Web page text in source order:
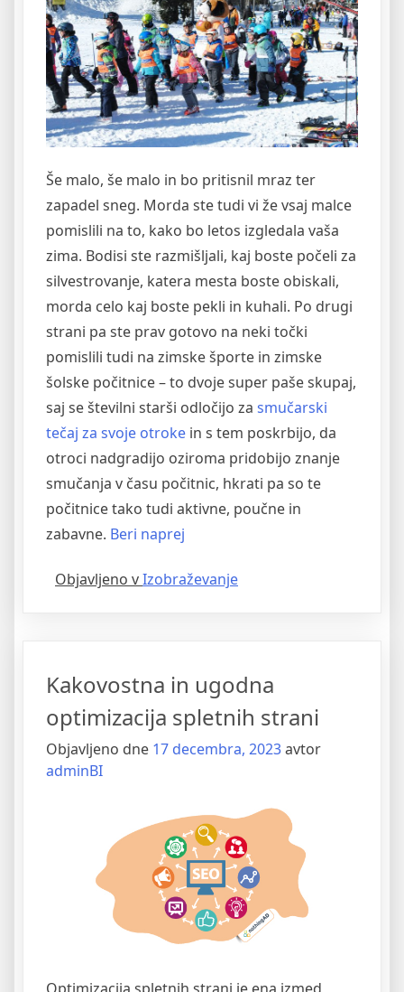
Še malo, še malo in bo pritisnil mraz ter
zapadel sneg. Morda ste tudi vi že vsaj malce
pomislili na to, kako bo letos izgledala vaša
zima. Bodisi ste razmišljali, kaj boste počeli za
silvestrovanje, katera mesta boste obiskali,
morda celo kaj boste pekli in kuhali. Po drugi
strani pa ste prav gotovo na neki točki
pomislili tudi na zimske športe in zimske
šolske počitnice – to dvoje super paše skupaj,
saj se številni starši odločijo za smučarski
tečaj za svoje otroke in s tem poskrbijo, da
otroci nadgradijo oziroma pridobijo znanje
smučanja v času počitnic, hkrati pa so te
počitnice tako tudi aktivne, poučne in
zabavne. Beri naprej
začetnega
tečaja”
Objavljeno vIzobraževanje
Kakovostna in ugodna
optimizacija spletnih strani
Objavljeno dne 17 decembra, 2023avtor
adminBI